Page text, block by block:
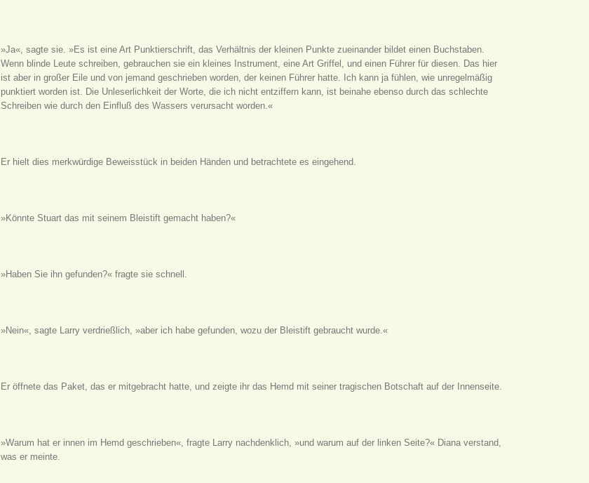
»Ja«, sagte sie. »Es ist eine Art Punktierschrift, das Verhältnis der kleinen Punkte zueinander bildet einen Buchstaben.
Wenn blinde Leute schreiben, gebrauchen sie ein kleines Instrument, eine Art Griffel, und einen Führer für diesen. Das hier
ist aber in großer Eile und von jemand geschrieben worden, der keinen Führer hatte. Ich kann ja fühlen, wie unregelmäßig
punktiert worden ist. Die Unleserlichkeit der Worte, die ich nicht entziffern kann, ist beinahe ebenso durch das schlechte
Schreiben wie durch den Einfluß des Wassers verursacht worden.«
Er hielt dies merkwürdige Beweisstück in beiden Händen und betrachtete es eingehend.
»Könnte Stuart das mit seinem Bleistift gemacht haben?«
»Haben Sie ihn gefunden?« fragte sie schnell.
»Nein«, sagte Larry verdrießlich, »aber ich habe gefunden, wozu der Bleistift gebraucht wurde.«
Er öffnete das Paket, das er mitgebracht hatte, und zeigte ihr das Hemd mit seiner tragischen Botschaft auf der Innenseite.
»Warum hat er innen im Hemd geschrieben«, fragte Larry nachdenklich, »und warum auf der linken Seite?« Diana verstand,
was er meinte.